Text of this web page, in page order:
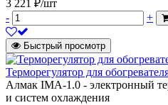
3 221 ₽/шт
-
+
Быстрый просмотр
Терморегулятор для
Алмак IMA-1.0 - электронный
и систем охлаждения